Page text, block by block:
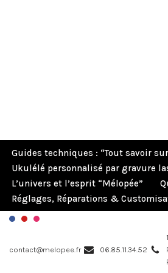
Guides techniques : “Tout savoir
Ukulélé personnalisé par gravure
L’univers et l’esprit “Mélopée”
Réglages, Réparations &
contact@melopee.fr 06.85.11.34.52